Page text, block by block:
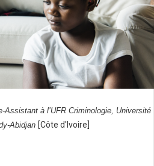
à l’UFR Criminologie, Université
Abidjan [Côte d'Ivoire]